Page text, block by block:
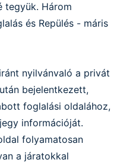
tegyük. Három
és Repülés - máris
nyilvánvaló a privát
bejelentkezett,
foglalási oldalához,
információját.
folyamatosan
a járatokkal